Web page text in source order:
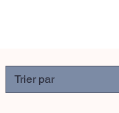
Trier par